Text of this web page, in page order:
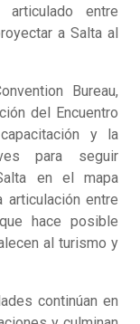
entre
a Salta al
Bureau,
del Encuentro
y la
para seguir
en el mapa
articulación entre
hace posible
al turismo y
continúan en